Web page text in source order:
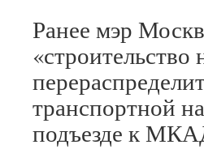
Ранее мэр
«строительство
транспортной
подъезде к